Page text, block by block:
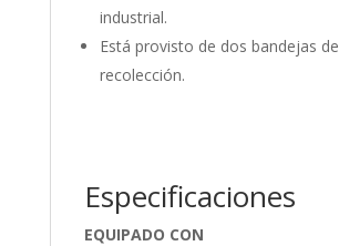
industrial.
Está provisto de dos bandejas de
recolección.
Especificaciones
EQUIPADO CON